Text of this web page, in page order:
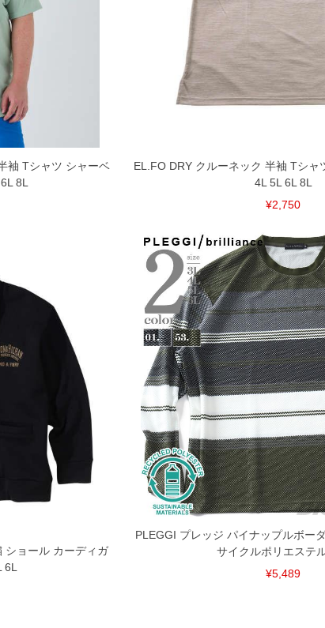
商品は1本につき税込6,000円以上の品
なります。）
います。
、予めご了承下さい。
裾にファスナーや調節ひもが付いて
ください。
可とさせて頂いております。予めご了
袖 Tシャツ シャーベ
8L
EL.FO DRY クルーネック 半袖 Tシャ
4L 5L 6L 8L
¥2,750
ショール カーディガ
PLEGGI プレッジ パイナップルボー
サイクルポリエステ
¥5,489